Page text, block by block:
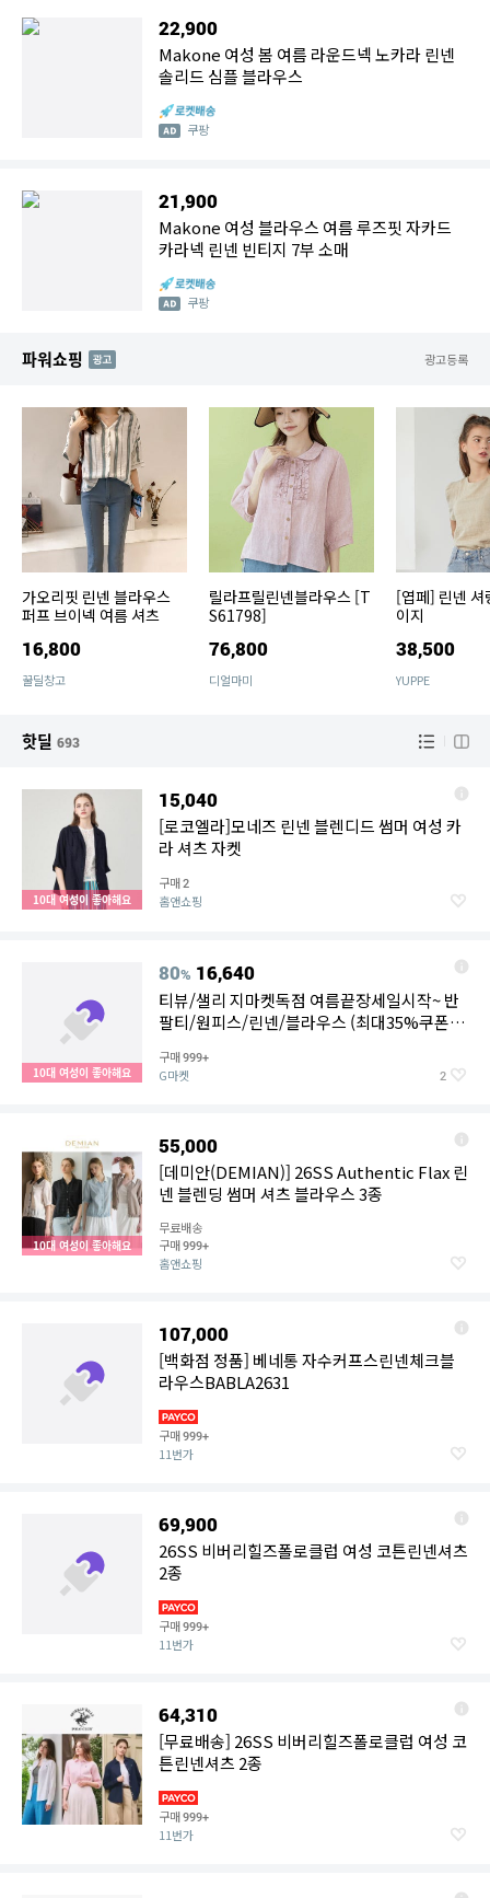
22,900
Makone 여성 봄 여름 라운드넥 노카라 린넨
솔리드 심플 블라우스
쿠팡
21,900
Makone 여성 블라우스 여름 루즈핏 자카드
카라넥 린넨 빈티지 7부 소매
쿠팡
파워쇼핑 AD 광고등록
가오리핏 린넨 블라우스
퍼프 브이넥 여름 셔츠
16,800
꿀딜창고
릴라프릴린넨블라우스 [T
S61798]
76,800
디얼마미
[엽페] 린넨 셔
이지
38,500
YUPPE
핫딜 693
10대 여성이 좋아해요
15,040
[로코엘라]모네즈 린넨 블렌디드 썸머 여성 카
라 셔츠 자켓
구매2
홈앤쇼핑
10대 여성이 좋아해요
80% 16,640
티뷰/샐리 지마켓독점 여름끝장세일시작~ 반
팔티/원피스/린넨/블라우스 (최대35%쿠폰
구매999+
G마켓 2
10대 여성이 좋아해요
55,000
[데미안(DEMIAN)] 26SS Authentic Flax 린
넨 블렌딩 썸머 셔츠 블라우스 3종
무료배송
구매999+
홈앤쇼핑
107,000
[백화점 정품] 베네통 자수커프스린넨체크블
라우스BABLA2631
구매999+
11번가
69,900
26SS 비버리힐즈폴로클럽 여성 코튼린넨셔츠
2종
구매999+
11번가
64,310
[무료배송] 26SS 비버리힐즈폴로클럽 여성 코
튼린넨셔츠 2종
구매999+
11번가